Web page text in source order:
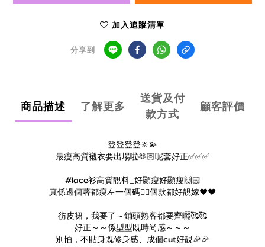
加入追蹤清單
分享到
商品描述 了解更多
送貨及付
款方式
顧客評價
登登登登🔆💫
最瘦高質襯衣要出場啦🫶🏻呢套好正✅✅✅
#lace衫高質靚料_好顯瘦好顯瘦🙌🏻
真係邊個著都瘦左一個碼👍🏻個款都好靚嫁❤️❤️
彷皮裙，我要了～鋪頭熟客都要齊曬🥰🥰
好正～～係型型既時尚感～～～
別怕，不貼身既修身感、成個cut好靚🎉🎉